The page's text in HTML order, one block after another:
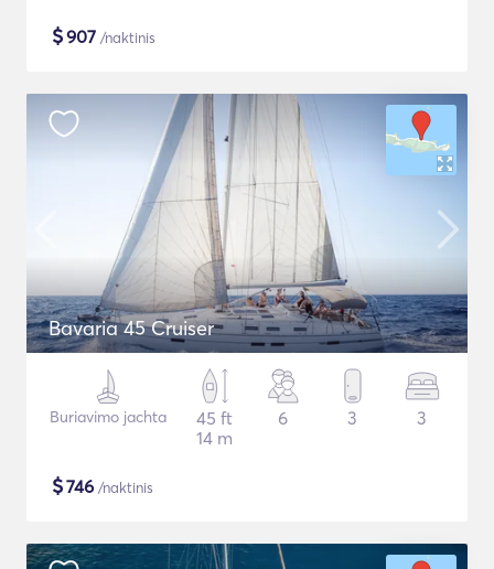
$907 /naktinis
Bavaria 45 Cruiser
Buriavimo jachta
45 ft
14 m
6 3 3
$746 /naktinis